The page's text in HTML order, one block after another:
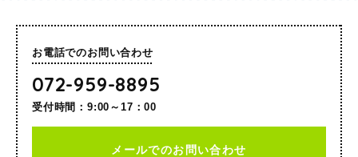
お電話でのお問い合わせ
072-959-8895
受付時間：9:00～17：00
メールでのお問い合わせ